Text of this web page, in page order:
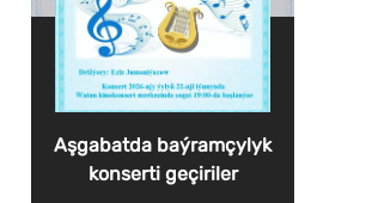
Aşgabatda baýramçylyk
konserti geçiriler